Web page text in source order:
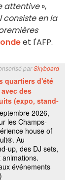
attentive»,
consiste en la
et l'AFP.